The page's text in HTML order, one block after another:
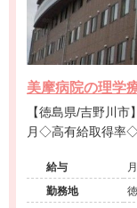
美摩病院の理学
【徳島県/吉野川市】 ◇年間休日111日◇残業少め◇賞与3.5
月◇高有給取得率
給与
勤務地